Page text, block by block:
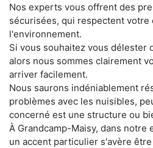
Nos experts vous offrent des
sécurisées, qui respectent
l'environnement.
Si vous souhaitez vous délester
alors nous sommes clairement
arriver facilement.
Nous saurons indéniablement
problèmes avec les nuisibles,
concerné est une structure ou
À Grandcamp-Maisy, dans
un accent particulier s'avère